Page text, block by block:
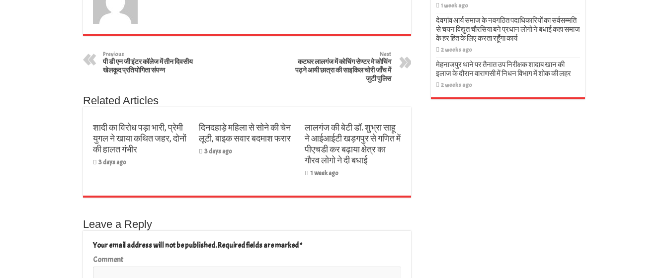
Previous
पी डी एन जी इंटर कॉलेज में तीन दिवसीय
खेलकूद प्रतियोगिता संपन्न
Next
कटघर लालगंज में कोचिंग सेण्टर मे कोचिंग
पढ़ने आयी छात्रा की साइकिल चोरी जाँच में
जुटी पुलिस
Related Articles
शादी का विरोध पड़ा भारी, प्रेमी
युगल ने खाया कथित जहर, दोनों
की हालत गंभीर
3 days ago
दिनदहाड़े महिला से सोने की चेन
लूटी, बाइक सवार बदमाश फरार
3 days ago
लालगंज की बेटी डॉ. शुभ्रा साहू
ने आईआईटी खड़गपुर से गणित में
पीएचडी कर बढ़ाया क्षेत्र का
गौरव लोगो ने दी बधाई
1 week ago
Leave a Reply
Your email address will not be published.Required fields are marked*
Comment
1 week ago
देवगांव आर्य समाज के नवगठित पदाधिकारियों का सर्वसम्मति
से चयन विद्युत चौरसिया बने प्रधान लोगो ने बधाई कहा समाज
के हर हित के लिए करता रहूँगा कार्य
2 weeks ago
मेहनाजपुर थाने पर तैनात उप निरीक्षक शादाब खान की
इलाज के दौरान वाराणसी में निधन विभाग में शोक की लहर
2 weeks ago